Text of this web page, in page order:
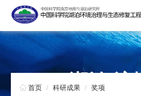
湖泊 流
首页 科研成果 奖项